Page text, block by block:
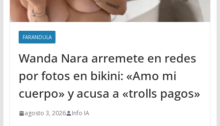
FARANDULA
Wanda Nara arremete en redes
por fotos en bikini: «Amo mi
cuerpo» y acusa a «trolls pagos»
agosto 3, 2026 Info IA